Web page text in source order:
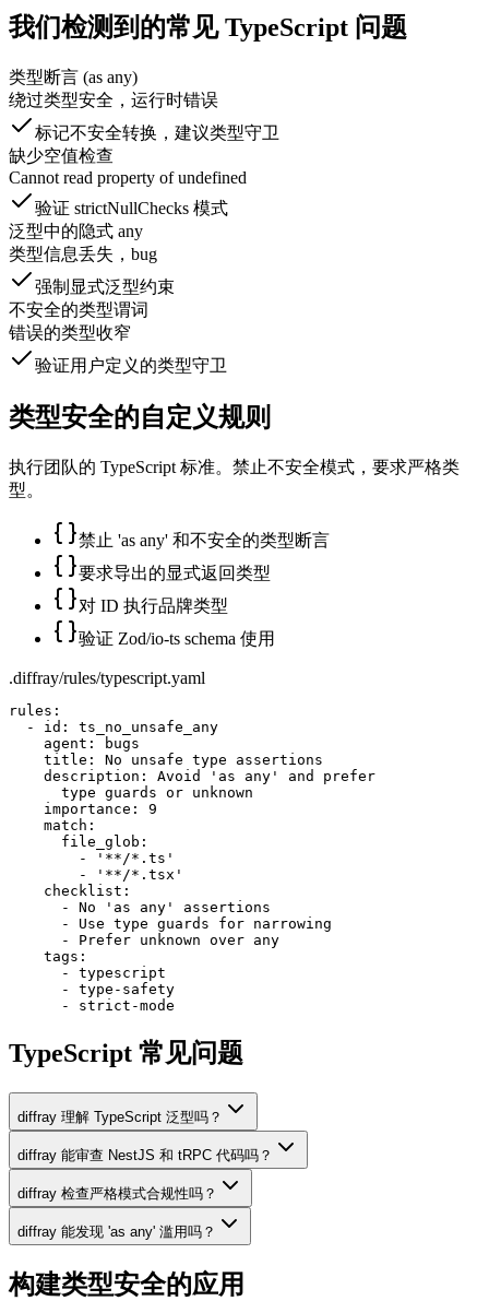
我们检测到的常见 TypeScript 问题
类型断言 (as any)
绕过类型安全，运行时错误
标记不安全转换，建议类型守卫
缺少空值检查
Cannot read property of undefined
验证 strictNullChecks 模式
泛型中的隐式 any
类型信息丢失，bug
强制显式泛型约束
不安全的类型谓词
错误的类型收窄
验证用户定义的类型守卫
类型安全的自定义规则
执行团队的 TypeScript 标准。禁止不安全模式，要求严格类
型。
禁止 'as any' 和不安全的类型断言
要求导出的显式返回类型
对 ID 执行品牌类型
验证 Zod/io-ts schema 使用
.diffray/rules/typescript.yaml
rules:
  - id: ts_no_unsafe_any
    agent: bugs
    title: No unsafe type assertions
    description: Avoid 'as any' and prefer
      type guards or unknown
    importance: 9
    match:
      file_glob:
        - '**/*.ts'
        - '**/*.tsx'
    checklist:
      - No 'as any' assertions
      - Use type guards for narrowing
      - Prefer unknown over any
    tags:
      - typescript
      - type-safety
      - strict-mode
TypeScript 常见问题
diffray 理解 TypeScript 泛型吗？
diffray 能审查 NestJS 和 tRPC 代码吗？
diffray 检查严格模式合规性吗？
diffray 能发现 'as any' 滥用吗？
构建类型安全的应用